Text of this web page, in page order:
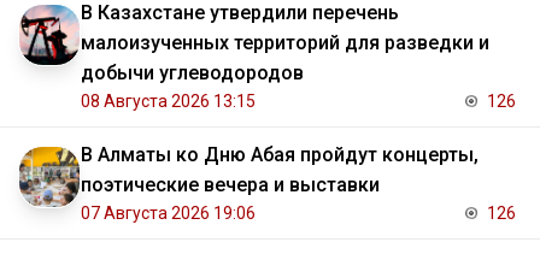
В Казахстане утвердили перечень
малоизученных территорий для разведки и
добычи углеводородов
08 Августа 2026 13:15 126
В Алматы ко Дню Абая пройдут концерты,
поэтические вечера и выставки
07 Августа 2026 19:06 126